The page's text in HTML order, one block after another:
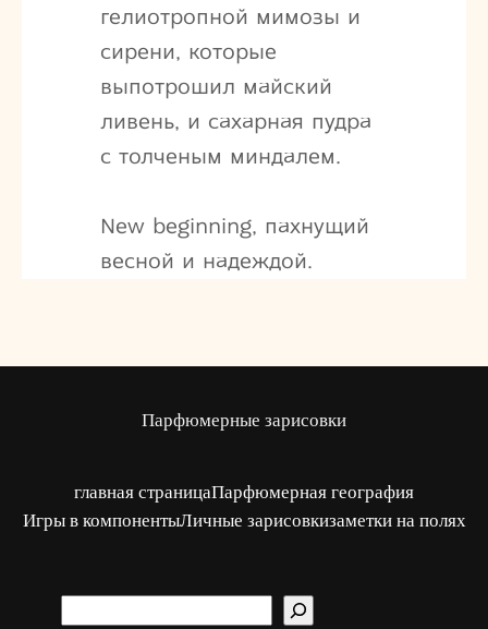
гелиотропной мимозы и
сирени, которые
выпотрошил майский
ливень, и сахарная пудра
с толченым миндалем.
New beginning, пахнущий
весной и надеждой.
Парфюмерные зарисовки
главная страницаПарфюмерная география
Игры в компонентыЛичные зарисовкизаметки на полях